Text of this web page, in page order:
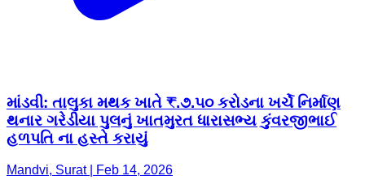
માંડવી: તાલુકા મથક ખાતે ₹.૭.૫૦ કરોડના ખર્ચે નિર્માણ
થનાર ગરેડીયા પુલનું ખાતમુરત ધારાસભ્ય કુંવરજીભાઈ
હળપતિ ના હસ્તે કરાયું
Mandvi, Surat | Feb 14, 2026